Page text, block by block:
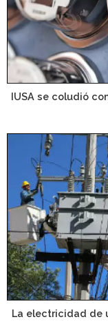
IUSA se coludió
La electricidad de